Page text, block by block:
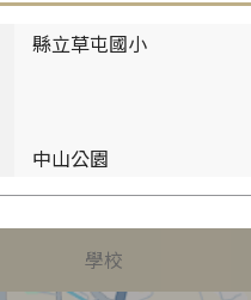
縣立草屯國小
中山公園
學校